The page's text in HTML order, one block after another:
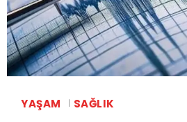
YAŞAM SAĞLIK